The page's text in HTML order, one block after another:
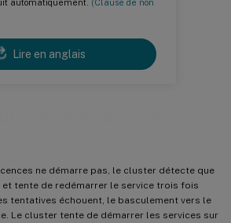
automatiquement. (Clause de non
Lire en anglais
ne démarre pas, le cluster détecte que
tente de redémarrer le service trois fois
tentatives échouent, le basculement vers le
Le cluster tente de démarrer les services sur